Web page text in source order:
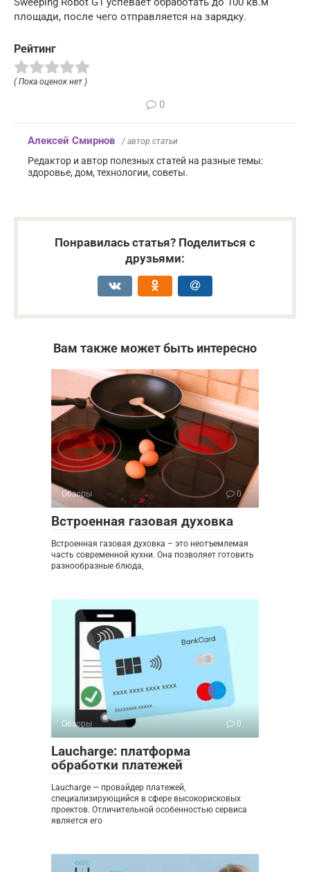
площади, после чего отправляется на зарядку.
Рейтинг
( Пока оценок нет )
0
Алексей Смирнов / автор статьи
Редактор и автор полезных статей на разные темы:
здоровье, дом, технологии, советы.
Понравилась статья? Поделиться с
друзьями:
Вам также может быть интересно
Обзоры 0
Встроенная газовая духовка
Встроенная газовая духовка – это неотъемлемая
часть современной кухни. Она позволяет готовить
разнообразные блюда,
Обзоры 0
Laucharge: платформа
обработки платежей
Laucharge — провайдер платежей,
специализирующийся в сфере высокорисковых
проектов. Отличительной особенностью сервиса
является его